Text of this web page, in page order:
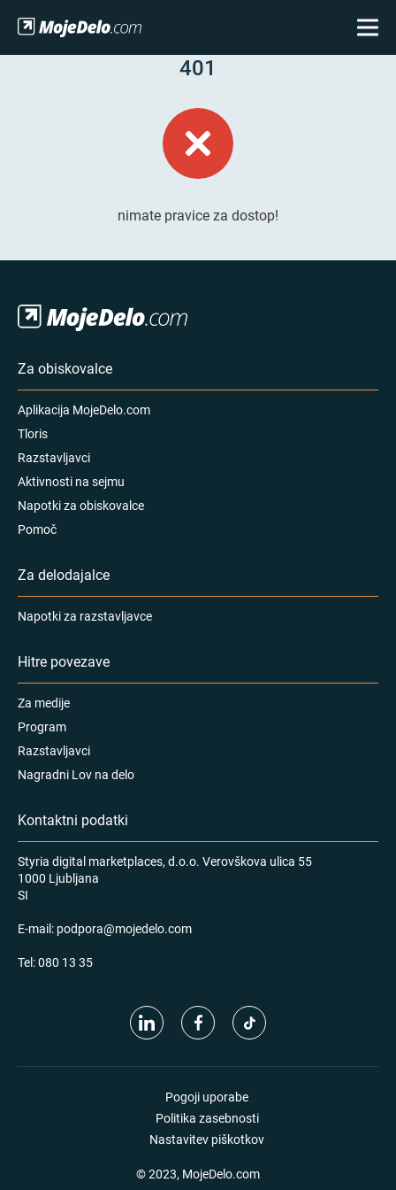
401
nimate pravice za dostop!
Za obiskovalce
Aplikacija MojeDelo.com
Tloris
Razstavljavci
Aktivnosti na sejmu
Napotki za obiskovalce
Pomoč
Za delodajalce
Napotki za razstavljavce
Hitre povezave
Za medije
Program
Razstavljavci
Nagradni Lov na delo
Kontaktni podatki
Styria digital marketplaces, d.o.o. Verovškova ulica 55
1000 Ljubljana
SI
E-mail: podpora@mojedelo.com
Tel:080 13 35
Pogoji uporabe
Politika zasebnosti
Nastavitev piškotkov
© 2023, MojeDelo.com